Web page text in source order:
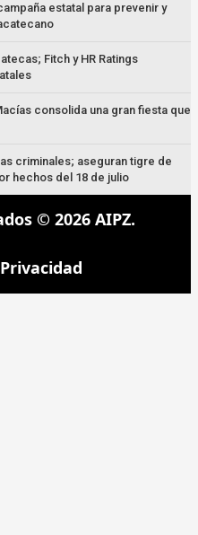
estatal para prevenir y
Fitch y HR Ratings
consolida una gran fiesta que
criminales; aseguran tigre de
hechos del 18 de julio
© 2026 AIPZ.